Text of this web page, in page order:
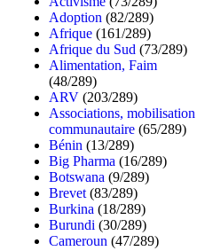
Adoption (82/289)
Afrique (161/289)
Afrique du Sud (73/289)
Alimentation, Faim
(48/289)
ARV (203/289)
Associations, mobilisation
communautaire (65/289)
Bénin (13/289)
Big Pharma (16/289)
Botswana (9/289)
Brevet (83/289)
Burkina (18/289)
Burundi (30/289)
Cameroun (47/289)